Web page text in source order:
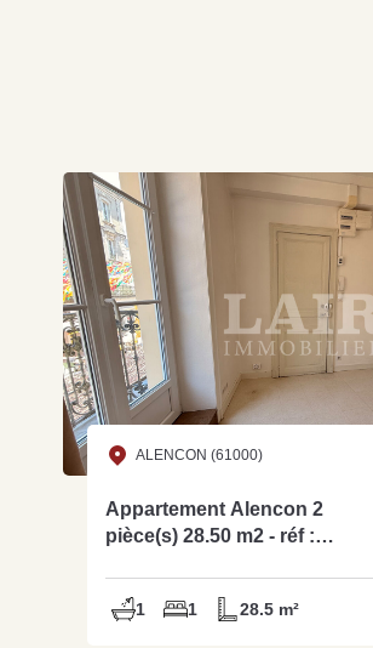
ALENCON (61000)
Appartement Alencon 2
pièce(s) 28.50 m2 - réf :
1 1 28.5 m²